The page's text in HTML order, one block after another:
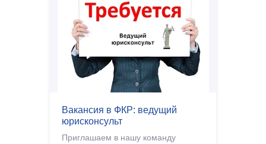
Вакансия в ФКР: ведущий
юрисконсульт
Приглашаем в нашу команду